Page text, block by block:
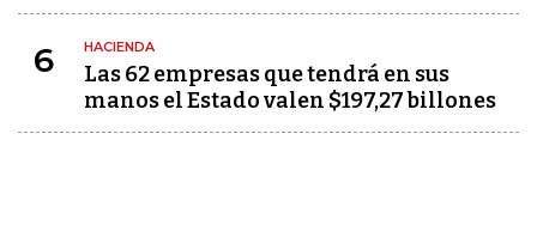
6 HACIENDA
Las 62 empresas que tendrá en sus
manos el Estado valen $197,27 billones